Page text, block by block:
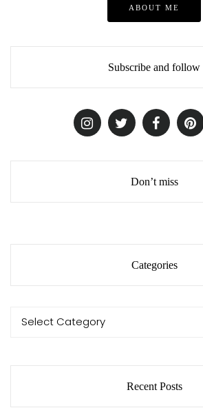
ABOUT ME
Subscribe and follow
Don’t miss
Categories
Categories
Select Category
Categories
Recent Posts